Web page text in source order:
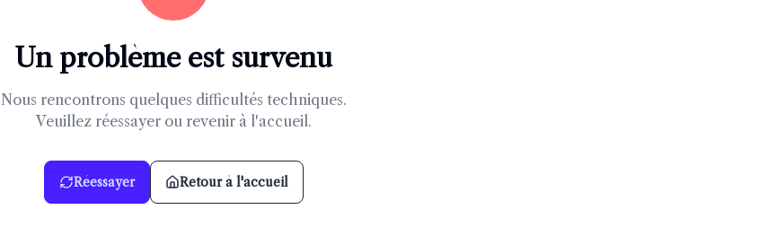
Un problème est survenu
Nous rencontrons quelques difficultés techniques.
Veuillez réessayer ou revenir à l'accueil.
Réessayer Retour à l'accueil